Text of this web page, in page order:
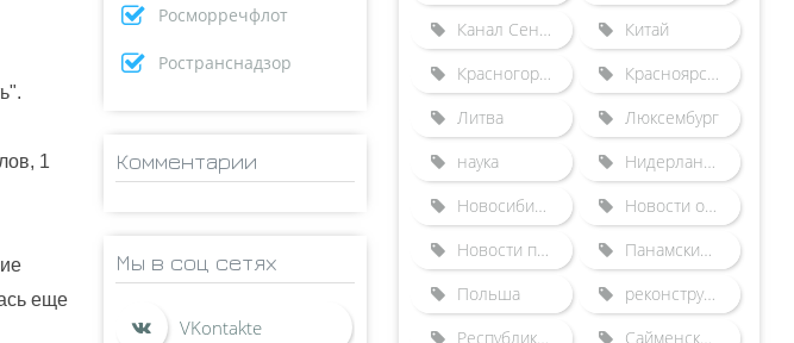
1
еще
Росморречфлот
Ространснадзор
Комментарии
Мы в соц сетях
Канал Сена-Северная Европа
Китай
Красногорский гидроузел
Красноярский судоподъемник
Литва
Люксембург
наука
Нидерланды
Новосибирский шлюз
Новости отрасли
Новости по зарубежным шлюзам
Панамский канал
Польша
реконструкция Городецкого гидроузла
Республика Беларусь
Сайменский канал